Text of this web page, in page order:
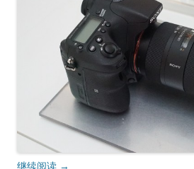
继续阅读 →